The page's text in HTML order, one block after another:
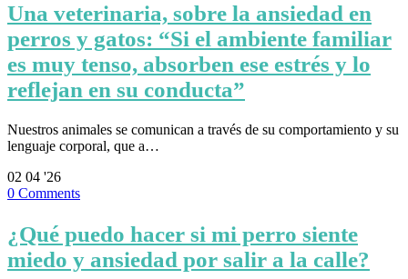
Una veterinaria, sobre la ansiedad en
perros y gatos: “Si el ambiente familiar
es muy tenso, absorben ese estrés y lo
reflejan en su conducta”
Nuestros animales se comunican a través de su comportamiento y su
lenguaje corporal, que a…
02 04 '26
0 Comments
¿Qué puedo hacer si mi perro siente
miedo y ansiedad por salir a la calle?